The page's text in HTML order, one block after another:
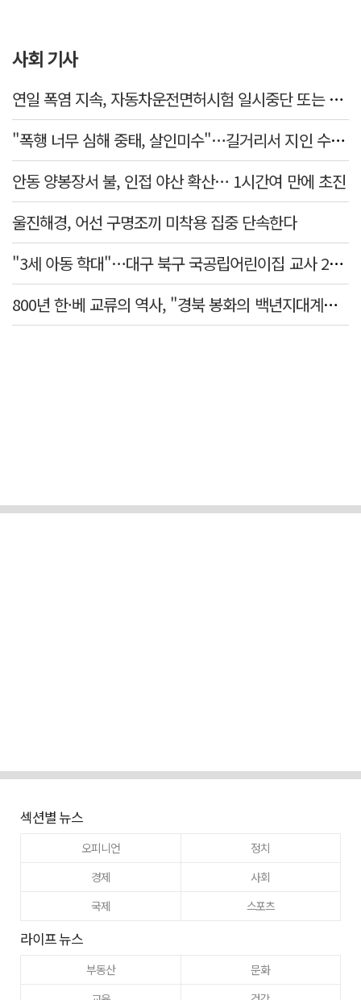
사회 기사
연일 폭염 지속, 자동차운전면허시험 일시중단 또는 축소 운영
"폭행 너무 심해 중태, 살인미수"…길거리서 지인 수십회 때린 50대 '긴급체포'
안동 양봉장서 불, 인접 야산 확산… 1시간여 만에 초진
울진해경, 어선 구명조끼 미착용 집중 단속한다
"3세 아동 학대"…대구 북구 국공립어린이집 교사 2명 검찰 송치
800년 한·베 교류의 역사, "경북 봉화의 백년지대계로 피어난다"
섹션별 뉴스
오피니언
정치
경제
사회
국제
스포츠
라이프 뉴스
부동산
문화